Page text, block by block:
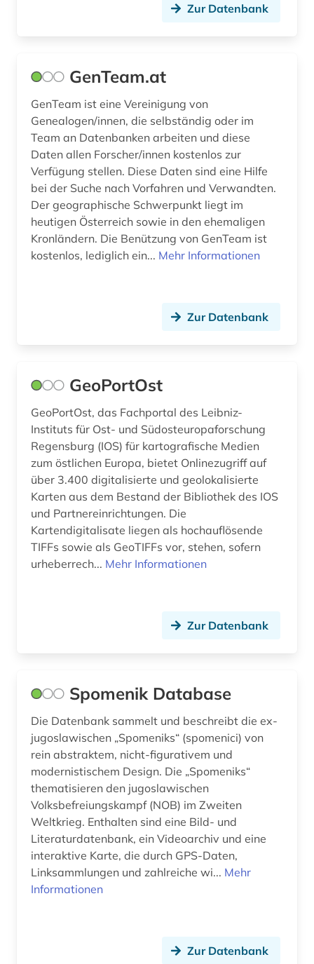
Zur Datenbank
GenTeam.at
GenTeam ist eine Vereinigung von
Genealogen/innen, die selbständig oder im
Team an Datenbanken arbeiten und diese
Daten allen Forscher/innen kostenlos zur
Verfügung stellen. Diese Daten sind eine Hilfe
bei der Suche nach Vorfahren und Verwandten.
Der geographische Schwerpunkt liegt im
heutigen Österreich sowie in den ehemaligen
Kronländern. Die Benützung von GenTeam ist
kostenlos, lediglich ein... Mehr Informationen
Zur Datenbank
GeoPortOst
GeoPortOst, das Fachportal des Leibniz-
Instituts für Ost- und Südosteuropaforschung
Regensburg (IOS) für kartografische Medien
zum östlichen Europa, bietet Onlinezugriff auf
über 3.400 digitalisierte und geolokalisierte
Karten aus dem Bestand der Bibliothek des IOS
und Partnereinrichtungen. Die
Kartendigitalisate liegen als hochauflösende
TIFFs sowie als GeoTIFFs vor, stehen, sofern
urheberrech... Mehr Informationen
Zur Datenbank
Spomenik Database
Die Datenbank sammelt und beschreibt die ex-
jugoslawischen „Spomeniks“ (spomenici) von
rein abstraktem, nicht-figurativem und
modernistischem Design. Die „Spomeniks“
thematisieren den jugoslawischen
Volksbefreiungskampf (NOB) im Zweiten
Weltkrieg. Enthalten sind eine Bild- und
Literaturdatenbank, ein Videoarchiv und eine
interaktive Karte, die durch GPS-Daten,
Linksammlungen und zahlreiche wi... Mehr
Informationen
Zur Datenbank